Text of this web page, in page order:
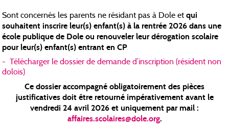
Sont concernés les parents ne résidant pas à Dole etqui
souhaitent inscrire leur(s) enfant(s) à la rentrée 2026 dans une
école publique de Dole ou renouveler leur dérogation scolaire
pour leur(s) enfant(s) entrant en CP
- Télécharger le dossier de demande d’inscription (résident non
dolois)
Ce dossier accompagné obligatoirement des pièces
justificatives doit être retourné impérativement avant le
vendredi 24 avril 2026 et uniquement par mail :
affaires.scolaires@dole.org.